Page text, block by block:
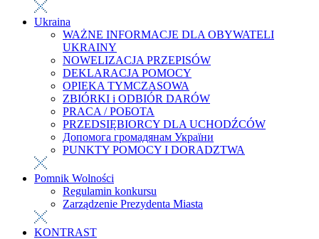
Ukraina
WAŻNE INFORMACJE DLA OBYWATELI
UKRAINY
NOWELIZACJA PRZEPISÓW
DEKLARACJA POMOCY
OPIEKA TYMCZASOWA
ZBIÓRKI i ODBIÓR DARÓW
PRACA / РОБОТА
PRZEDSIĘBIORCY DLA UCHODŹCÓW
Допомога громадянам України
PUNKTY POMOCY I DORADZTWA
Pomnik Wolności
Regulamin konkursu
Zarządzenie Prezydenta Miasta
KONTRAST